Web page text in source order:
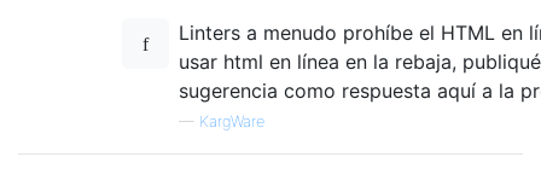
Linters a menudo prohíbe el HTML en
usar html en línea en la rebaja,
sugerencia como respuesta aquí a la
— KargWare